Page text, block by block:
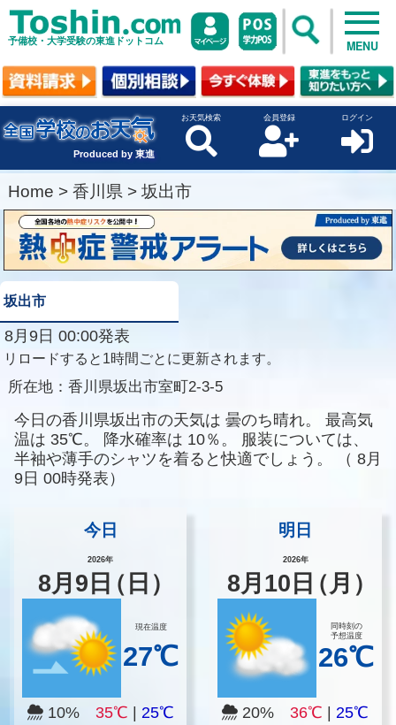
予備校・大学受験の東進ドットコム MENU
Produced by 東進
お天気検索 会員登録 ログイン
Home > 香川県 > 坂出市
坂出市
8月9日 00:00発表
リロードすると1時間ごとに更新されます。
所在地： 香川県坂出市室町2-3-5
今日の香川県坂出市の天気は 曇のち晴れ。
最高気
温は 35℃。 降水確率は 10％。
服装については、
半袖や薄手のシャツを着ると快適でしょう。
（ 8月
9日 00時発表）
今日
2026年
8月 9 日（日）
現在温度
27℃
10% 35℃ 25℃
明日
2026年
8月 10 日（月）
同時刻の
予想温度
26℃
20% 36℃ |25℃